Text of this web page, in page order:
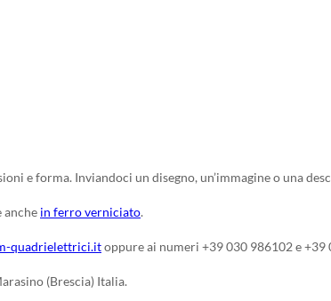
e forma. Inviandoci un disegno, un’immagine o una
anche in ferro verniciato.
quadrielettrici.itoppure ai numeri +39 030 986102 e +39
(Brescia) Italia.